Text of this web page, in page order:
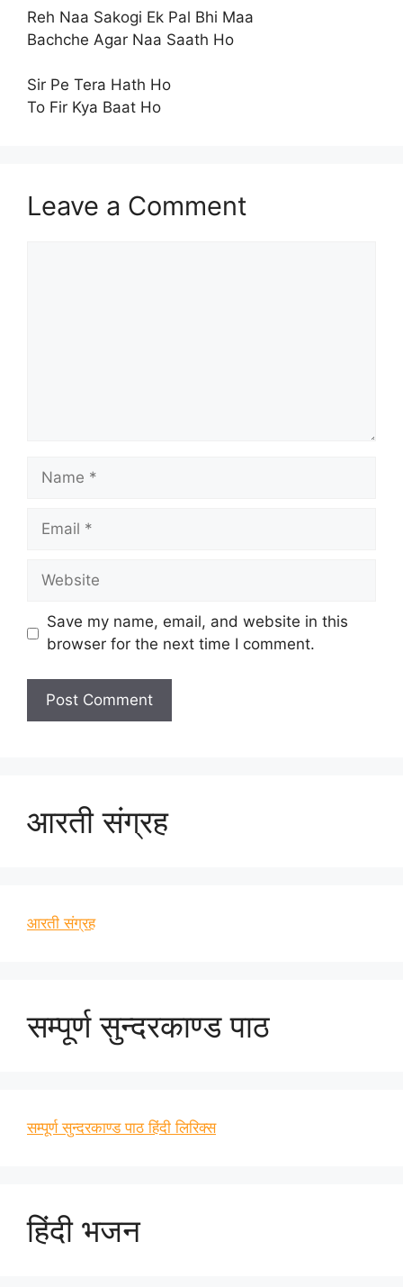
Reh Naa Sakogi Ek Pal Bhi Maa
Bachche Agar Naa Saath Ho
Sir Pe Tera Hath Ho
To Fir Kya Baat Ho
Leave a Comment
Name
Email
Website
Save my name, email, and website in this
browser for the next time I comment.
आरती संग्रह
आरती संग्रह
सम्पूर्ण सुन्दरकाण्ड पाठ
सम्पूर्ण सुन्दरकाण्ड पाठ हिंदी लिरिक्स
हिंदी भजन